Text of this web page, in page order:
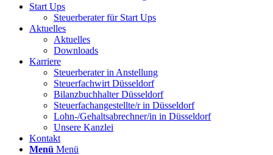
Start Ups
Steuerberater für Start Ups
Aktuelles
Aktuelles
Downloads
Karriere
Steuerberater in Anstellung
Steuerfachwirt Düsseldorf
Bilanzbuchhalter Düsseldorf
Steuerfachangestellte/r in Düsseldorf
Lohn-/Gehaltsabrechner/in in Düsseldorf
Unsere Kanzlei
Kontakt
Menü Menü